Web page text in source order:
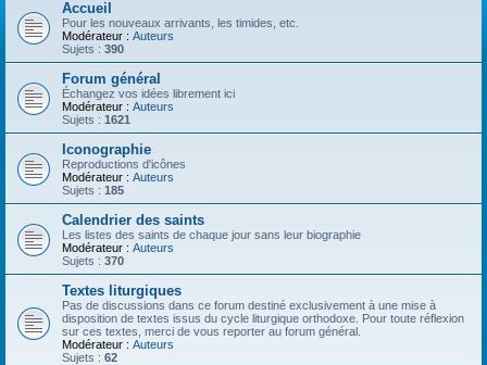
Accueil
Pour les nouveaux arrivants, les timides, etc.
Modérateur : Auteurs
Sujets : 390
Forum général
Échangez vos idées librement ici
Modérateur : Auteurs
Sujets : 1621
Iconographie
Reproductions d'icônes
Modérateur : Auteurs
Sujets : 185
Calendrier des saints
Les listes des saints de chaque jour sans leur biographie
Modérateur : Auteurs
Sujets : 370
Textes liturgiques
Pas de discussions dans ce forum destiné exclusivement à une mise à
disposition de textes issus du cycle liturgique orthodoxe. Pour toute réflexion
sur ces textes, merci de vous reporter au forum général.
Modérateur : Auteurs
Sujets : 62